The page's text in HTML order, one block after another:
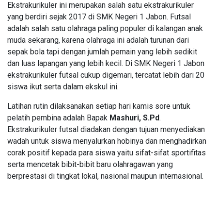
Ekstrakurikuler ini merupakan salah satu ekstrakurikuler
yang berdiri sejak 2017 di SMK Negeri 1 Jabon. Futsal
adalah salah satu olahraga paling populer di kalangan anak
muda sekarang, karena olahraga ini adalah turunan dari
sepak bola tapi dengan jumlah pemain yang lebih sedikit
dan luas lapangan yang lebih kecil. Di SMK Negeri 1 Jabon
ekstrakurikuler futsal cukup digemari, tercatat lebih dari 20
siswa ikut serta dalam ekskul ini.
Latihan rutin dilaksanakan setiap hari kamis sore untuk
pelatih pembina adalah Bapak Mashuri, S.Pd.
Ekstrakurikuler futsal diadakan dengan tujuan menyediakan
wadah untuk siswa menyalurkan hobinya dan menghadirkan
corak positif kepada para siswa yaitu sifat-sifat sportifitas
serta mencetak bibit-bibit baru olahragawan yang
berprestasi di tingkat lokal, nasional maupun internasional.